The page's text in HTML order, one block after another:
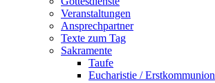
Veranstaltungen
Ansprechpartner
Texte zum Tag
Sakramente
Taufe
Eucharistie / Erstkommunion